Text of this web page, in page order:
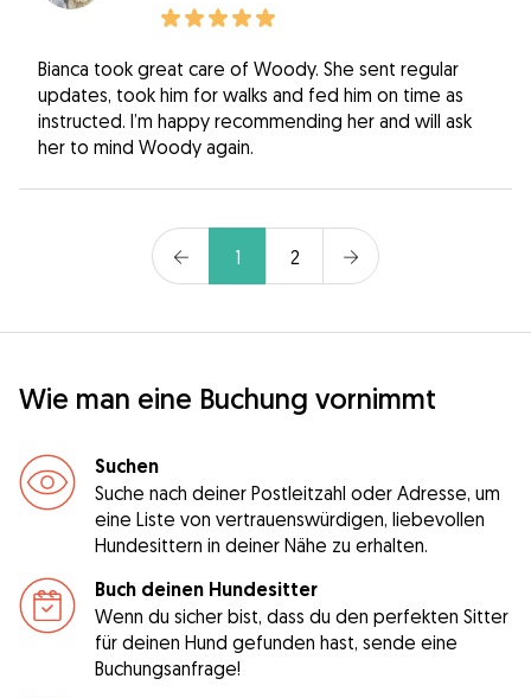
Bianca took great care of Woody. She sent regular
updates, took him for walks and fed him on time as
instructed. I’m happy recommending her and will ask
her to mind Woody again.
1 2
Wie man eine Buchung vornimmt
Suchen
Suche nach deiner Postleitzahl oder Adresse, um
eine Liste von vertrauenswürdigen, liebevollen
Hundesittern in deiner Nähe zu erhalten.
Buch deinen Hundesitter
Wenn du sicher bist, dass du den perfekten Sitter
für deinen Hund gefunden hast, sende eine
Buchungsanfrage!